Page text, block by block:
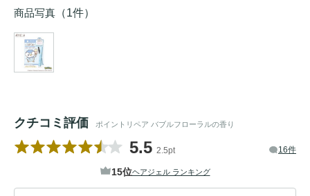
商品写真 （1件）
クチコミ評価 ポイントリペア バブルフローラルの香り
5.5 2.5pt 16件
15位ヘアジェル ランキング